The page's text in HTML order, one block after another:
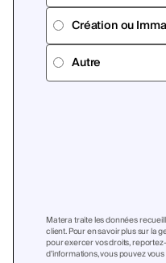
Création ou
Autre
Matera traite les données
client. Pour en savoir plus sur la
pour exercer vos droits,
d’informations, vous pouvez